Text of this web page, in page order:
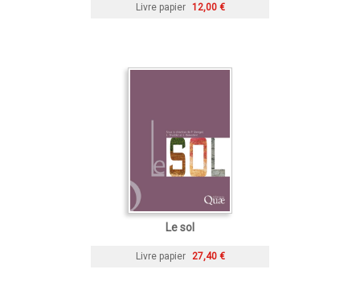
Livre papier 12,00 €
Le sol
Livre papier 27,40 €